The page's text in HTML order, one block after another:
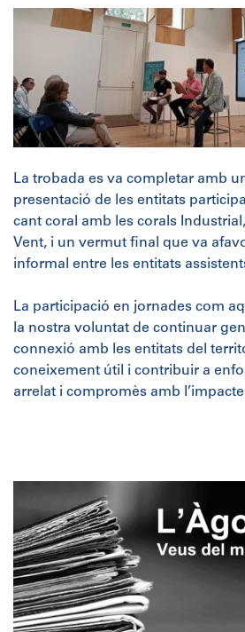
La trobada es va completar amb
presentació de les entitats
cant coral amb les corals
Vent, i un vermut final que va
informal entre les entitats
La participació en jornades com
la nostra voluntat de continuar
connexió amb les entitats del
coneixement útil i contribuir a
arrelat i compromès amb